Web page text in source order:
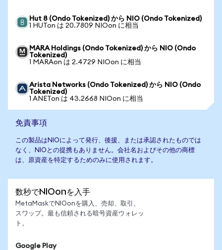
Hut 8 (Ondo Tokenized) から NIO (Ondo Tokenized)
1 HUTon は 20.7809 NIOon に相当
MARA Holdings (Ondo Tokenized) から NIO (Ondo
Tokenized)
1 MARAon は 2.4729 NIOon に相当
Arista Networks (Ondo Tokenized) から NIO (Ondo
Tokenized)
1 ANETon は 43.2668 NIOon に相当
免責事項
この製品はNIOによって発行、後援、または承認されたものでは
なく、NIOとの提携もありません。会社名およびその他の商標
は、原資産を特定するためのみに使用されます。
数秒でNIOonを入手
MetaMaskでNIOonを購入、売却、取引、
スワップ。最も信頼される暗号資産ウォレッ
ト。
Google Play